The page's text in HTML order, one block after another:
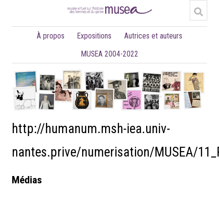
À propos Expositions
Autrices et auteurs
MUSEA 2004-2022
http://humanum.msh-iea.univ-
nantes.prive/numerisation/MUSEA/
Médias